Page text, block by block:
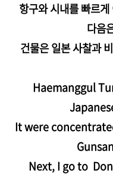
항구와 시내를 빠르
다음
건물은 일본 사찰과
Haemanggul
It were
Next, I go to